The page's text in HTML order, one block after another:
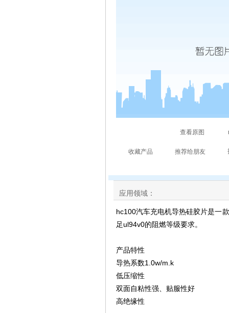
应用领域：
hc100汽车充电机导热硅胶片是一
足ul94v0的阻燃等级要求。
产品特性
导热系数1.0w/m.k
低压缩性
双面自粘性强、贴服性好
高绝缘性